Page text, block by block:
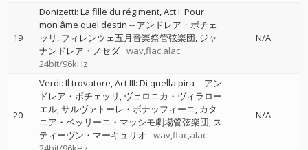
19
Donizetti: La fille du régiment, Act I: Pour
mon âme quel destin -- アンドレア・ボチェ
ッリ フィレンツェ五月音楽祭管弦楽団 ジャ
ナンドレア・ノセダ wav,flac,alac:
24bit/96kHz
N/A
20
Verdi: Il trovatore, Act III: Di quella pira -- アン
ドレア・ボチェッリ ヴェロニカ・ヴィラロー
エル サルヴァトーレ・ボナッフィーニ カタ
ニア・ベッリーニ・マッシモ劇場管弦楽団 ス
ティーヴン・マーキュリオ
wav,flac,alac:
N/A